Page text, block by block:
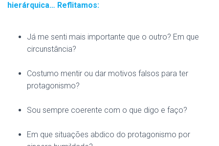
hierárquica… Reflitamos:
Já me senti mais importante que o outro? Em que
circunstância?
Costumo mentir ou dar motivos falsos para ter
protagonismo?
Sou sempre coerente com o que digo e faço?
Em que situações abdico do protagonismo por